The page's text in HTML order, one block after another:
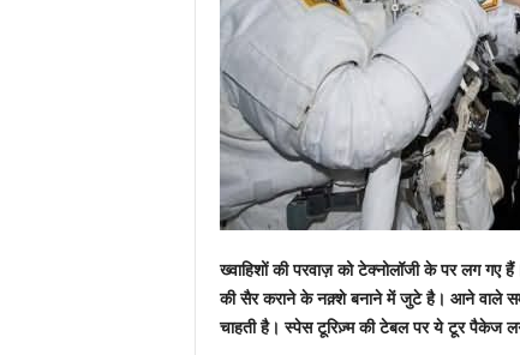
ख्वाहिशों की परवाज़ को टेक्नोलॉजी के पर लग गए
की सैर कराने के नक़्शे बनाने में जुटे है। आने वाले
चाहती है। स्पेस टूरिज़्म की टेबल पर ये टूर पैकेज